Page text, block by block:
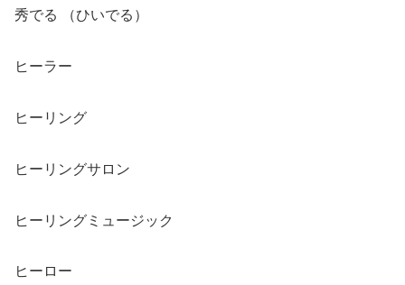
秀でる （ひいでる）
ヒーラー
ヒーリング
ヒーリングサロン
ヒーリングミュージック
ヒーロー